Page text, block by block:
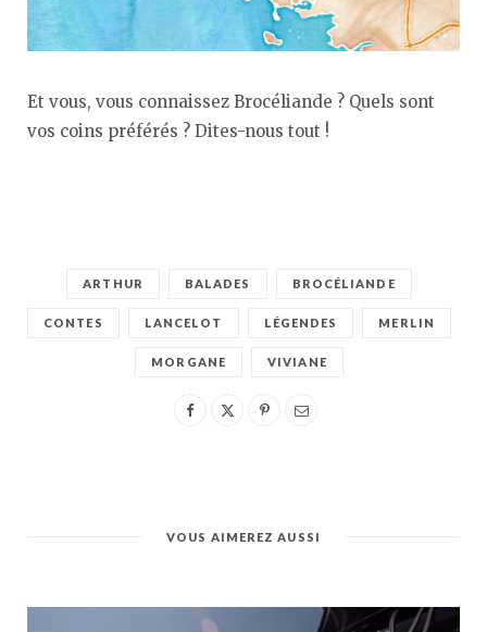
Et vous, vous connaissez Brocéliande ? Quels sont
vos coins préférés ? Dites-nous tout !
ARTHUR BALADES BROCÉLIANDE
CONTES LANCELOT LÉGENDES MERLIN
MORGANE VIVIANE
VOUS AIMEREZ AUSSI